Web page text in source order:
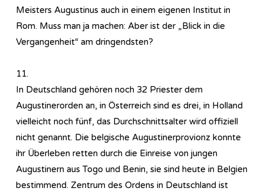
Meisters Augustinus auch in einem eigenen Institut in
Rom. Muss man ja machen: Aber ist der „Blick in die
Vergangenheit“ am dringendsten?
11.
In Deutschland gehören noch 32 Priester dem
Augustinerorden an, in Österreich sind es drei, in Holland
vielleicht noch fünf, das Durchschnittsalter wird offiziell
nicht genannt. Die belgische Augustinerprovionz konnte
ihr Überleben retten durch die Einreise von jungen
Augustinern aus Togo und Benin, sie sind heute in Belgien
bestimmend. Zentrum des Ordens in Deutschland ist